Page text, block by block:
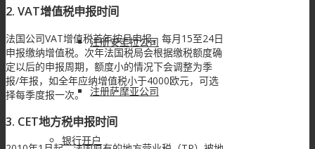
注册安圭拉公司
注册萨摩亚公司
银行开户
2. VAT增值税申报时间
法国公司VAT增值税首年按月申报，每月15至24日
申报缴纳增值税。次年法国税局会根据缴税额度确
定以后的申报周期，额度小的情况下会调整为季
报/年报，如全年应纳增值税小于4000欧元，可选
择每季度报一次。
3. CET地方税申报时间